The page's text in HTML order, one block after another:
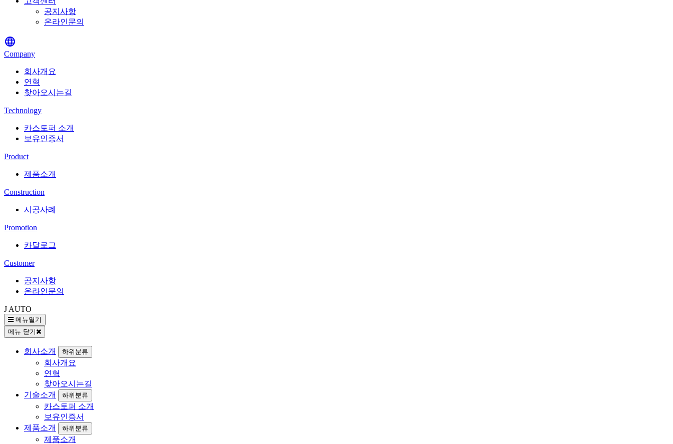
공지사항
온라인문의
language
Company
회사개요
연혁
찾아오시는길
Technology
카스토퍼 소개
보유인증서
Product
제품소개
Construction
시공사례
Promotion
카달로그
Customer
공지사항
온라인문의
J AUTO
메뉴열기
메뉴 닫기
회사소개 하위분류
회사개요
연혁
찾아오시는길
기술소개
하위분류
카스토퍼 소개
보유인증서
제품소개
하위분류
제품소개